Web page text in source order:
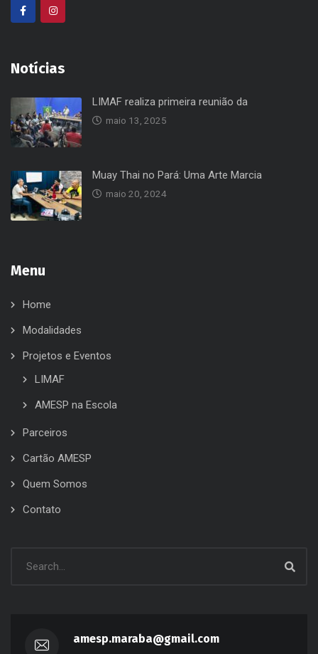
Notícias
LIMAF realiza primeira reunião da
maio 13, 2025
Muay Thai no Pará: Uma Arte Marcia
maio 20, 2024
Menu
Home
Modalidades
Projetos e Eventos
LIMAF
AMESP na Escola
Parceiros
Cartão AMESP
Quem Somos
Contato
amesp.maraba@gmail.com